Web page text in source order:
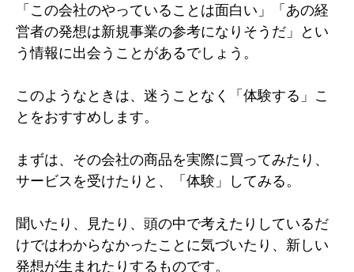
「この会社のやっていることは面白い」「あの経
営者の発想は新規事業の参考になりそうだ」とい
う情報に出会うことがあるでしょう。
このようなときは、迷うことなく「体験する」こ
とをおすすめします。
まずは、その会社の商品を実際に買ってみたり、
サービスを受けたりと、「体験」してみる。
聞いたり、見たり、頭の中で考えたりしているだ
けではわからなかったことに気づいたり、新しい
発想が生まれたりするものです。